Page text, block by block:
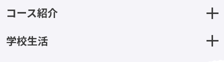
コース紹介
学校生活